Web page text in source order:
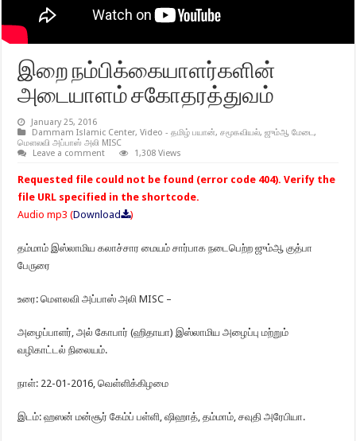
இறை நம்பிக்கையாளர்களின்
அடையாளம் சகோதரத்துவம்
January 25, 2016
Dammam Islamic Center,Video - தமிழ் பயான்,சமூகவியல்,ஜும்ஆ மேடை,
மௌலவி அப்பாஸ் அலி MISC
Leave a comment
1,308 Views
Requested file could not be found (error code 404). Verify the
file URL specified in the shortcode.
Audio mp3 (Download )
தம்மாம் இஸ்லாமிய கலாச்சார மையம் சார்பாக நடைபெற்ற ஜும்ஆ குத்பா
பேருரை
உரை: மௌலவி அப்பாஸ் அலி MISC –
அழைப்பாளர், அல் கோபார் (ஹிதாயா) இஸ்லாமிய அழைப்பு மற்றும்
வழிகாட்டல் நிலையம்.
நாள்: 22-01-2016, வெள்ளிக்கிழமை
இடம்: ஹஸன் மன்சூர் கேம்ப் பள்ளி, ஷிஹாத், தம்மாம், சவுதி அரேபியா.